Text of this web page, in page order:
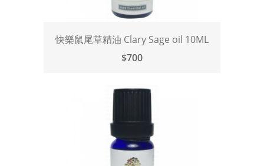
快樂鼠尾草精油 Clary Sage oil 10ML
$700